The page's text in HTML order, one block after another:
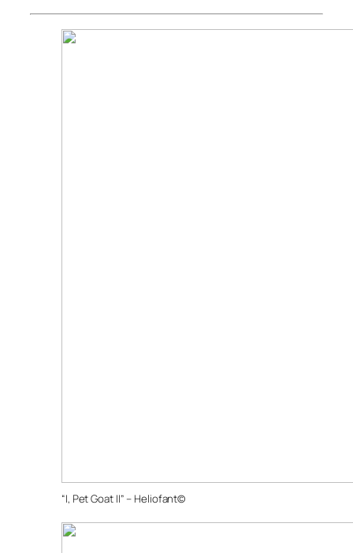
“I, Pet Goat II” – Heliofant©